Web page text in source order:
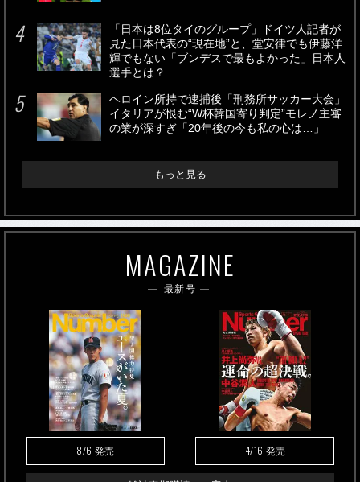
「日本は8位タイのグループ」ドイツ人記者が
見た日本代表の“現在地”と、堂安律でも伊藤洋
輝でもない「ブンデスで最もよかった」日本人
選手とは？
ヘロイン所持で逮捕後「刑務所サッカー大会」
イタリアが恨む“W杯韓国寄り判定”モレノ主審
の業が深すぎ「20年後の今も私の心は…」
もっと見る
MAGAZINE
最新号
8/6 発売 4/16 発売